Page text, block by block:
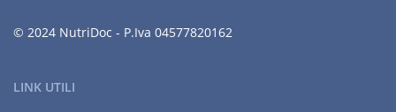
© 2024 NutriDoc - P.Iva 04577820162
LINK UTILI